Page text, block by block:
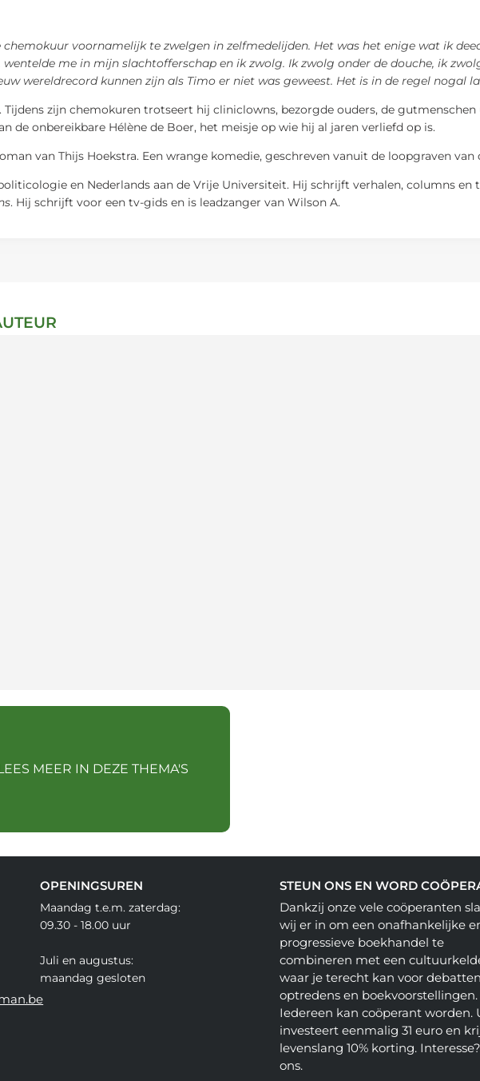
voornamelijk te zwelgen in zelfmedelijden. Het was het enige wat ik
me in mijn slachtofferschap en ik zwolg. Ik zwolg onder de douche, ik
wereldrecord kunnen zijn als Timo er niet was geweest. Het is in de regel nogal
Tijdens zijn chemokuren trotseert hij cliniclowns, bezorgde ouders, de
de onbereikbare Hélène de Boer, het meisje op wie hij al jaren verliefd op is.
van Thijs Hoekstra. Een wrange komedie, geschreven vanuit de loopgraven van
en Nederlands aan de Vrije Universiteit. Hij schrijft verhalen, columns
. Hij schrijft voor een tv-gids en is leadzanger van Wilson A.
MEER IN DEZE THEMA'S
OPENINGSUREN
Maandag t.e.m. zaterdag:
09.30 - 18.00 uur
Juli en augustus:
maandag gesloten
STEUN ONS EN WORD
Dankzij onze vele coöperanten
wij er in om een onafhankelijke
progressieve boekhandel te
combineren met een
waar je terecht kan voor
optredens en boekvoorstellingen.
Iedereen kan coöperant worden.
investeert eenmalig 31 euro en
levenslang 10% korting.
ons.